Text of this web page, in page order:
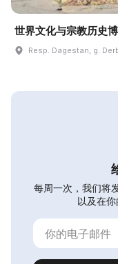
世界文化与宗教历史
Resp. Dagestan, g.
每周一次，我们将
以及在你